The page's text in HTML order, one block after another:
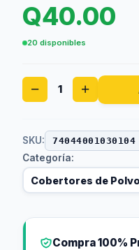
Q40.00
20 disponibles
Miel,
osito
cantidad
− +
SKU: 74044001030104
Categoría:
Cobertores de
Compra 100%